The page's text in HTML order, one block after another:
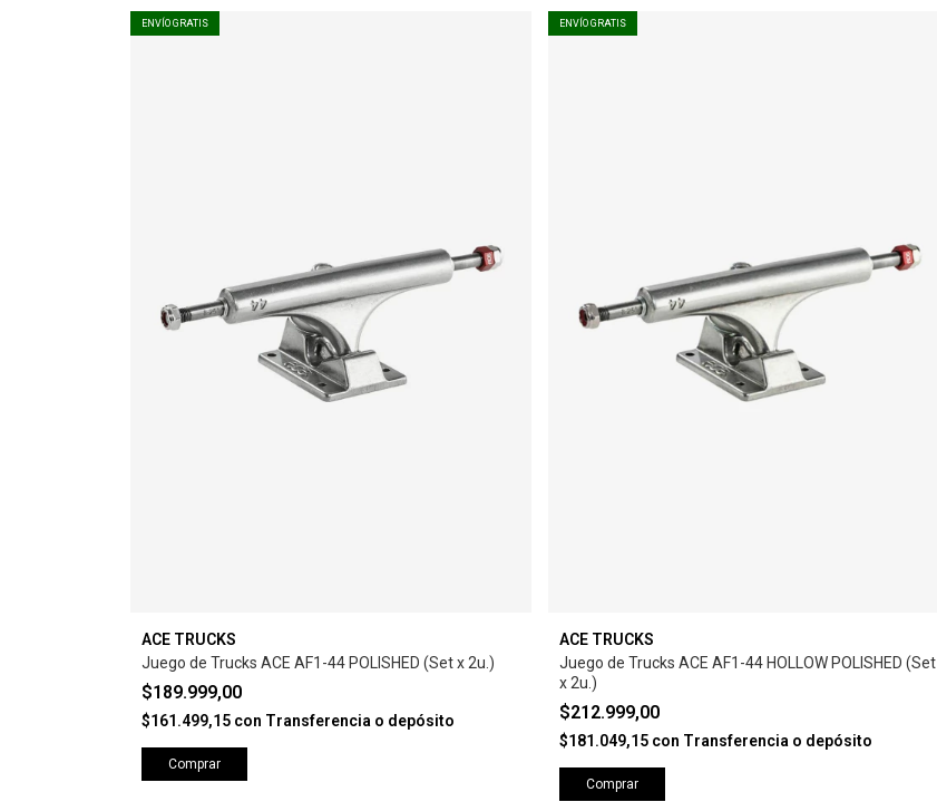
ENVÍO GRATIS
ACE TRUCKS
Juego de Trucks ACE AF1-44 POLISHED (Set x 2u.)
$189.999,00
$161.499,15 con Transferencia o depósito
Comprar
ENVÍO GRATIS
ACE TRUCKS
Juego de Trucks ACE AF1-44 HOLLOW POLISHED (Set
x 2u.)
$212.999,00
$181.049,15 con Transferencia o depósito
Comprar